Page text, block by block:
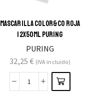
MASCARILLA COLOR&CO ROJA
12X50ML PURING
PURING
32,25€ (IVA incluido)